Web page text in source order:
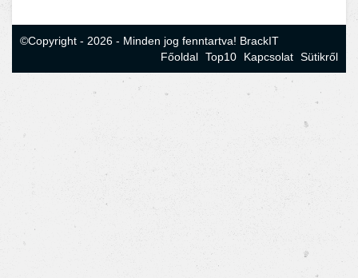
©Copyright - 2026 - Minden jog fenntartva! BrackIT
Főoldal Top10 Kapcsolat Sütikről